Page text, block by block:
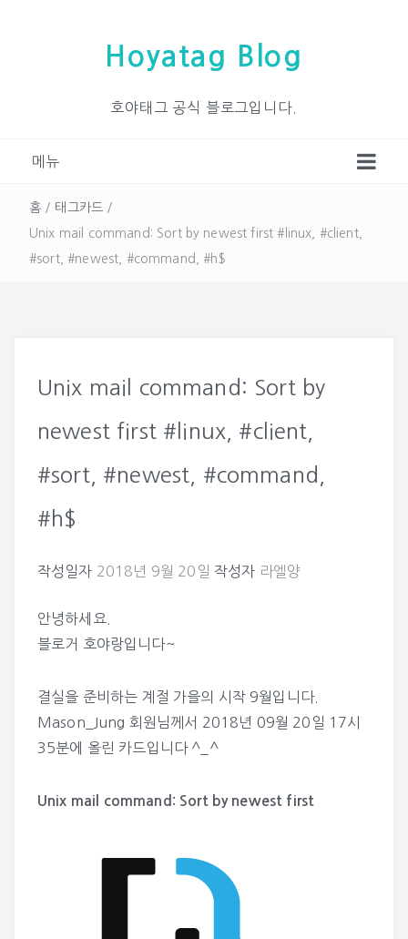
Hoyatag Blog
호야태그 공식 블로그입니다.
메뉴
홈 / 태그카드 /
Unix mail command: Sort by newest first #linux, #client,
#sort, #newest, #command, #h$
Unix mail command: Sort by
newest first #linux, #client,
#sort, #newest, #command,
#h$
작성일자 2018년 9월 20일 작성자 라엘양
안녕하세요.
블로거 호야랑입니다~
결실을 준비하는 계절 가을의 시작 9월입니다.
Mason_Jung 회원님께서 2018년 09월 20일 17시
35분에 올린 카드입니다 ^_^
Unix mail command: Sort by newest first